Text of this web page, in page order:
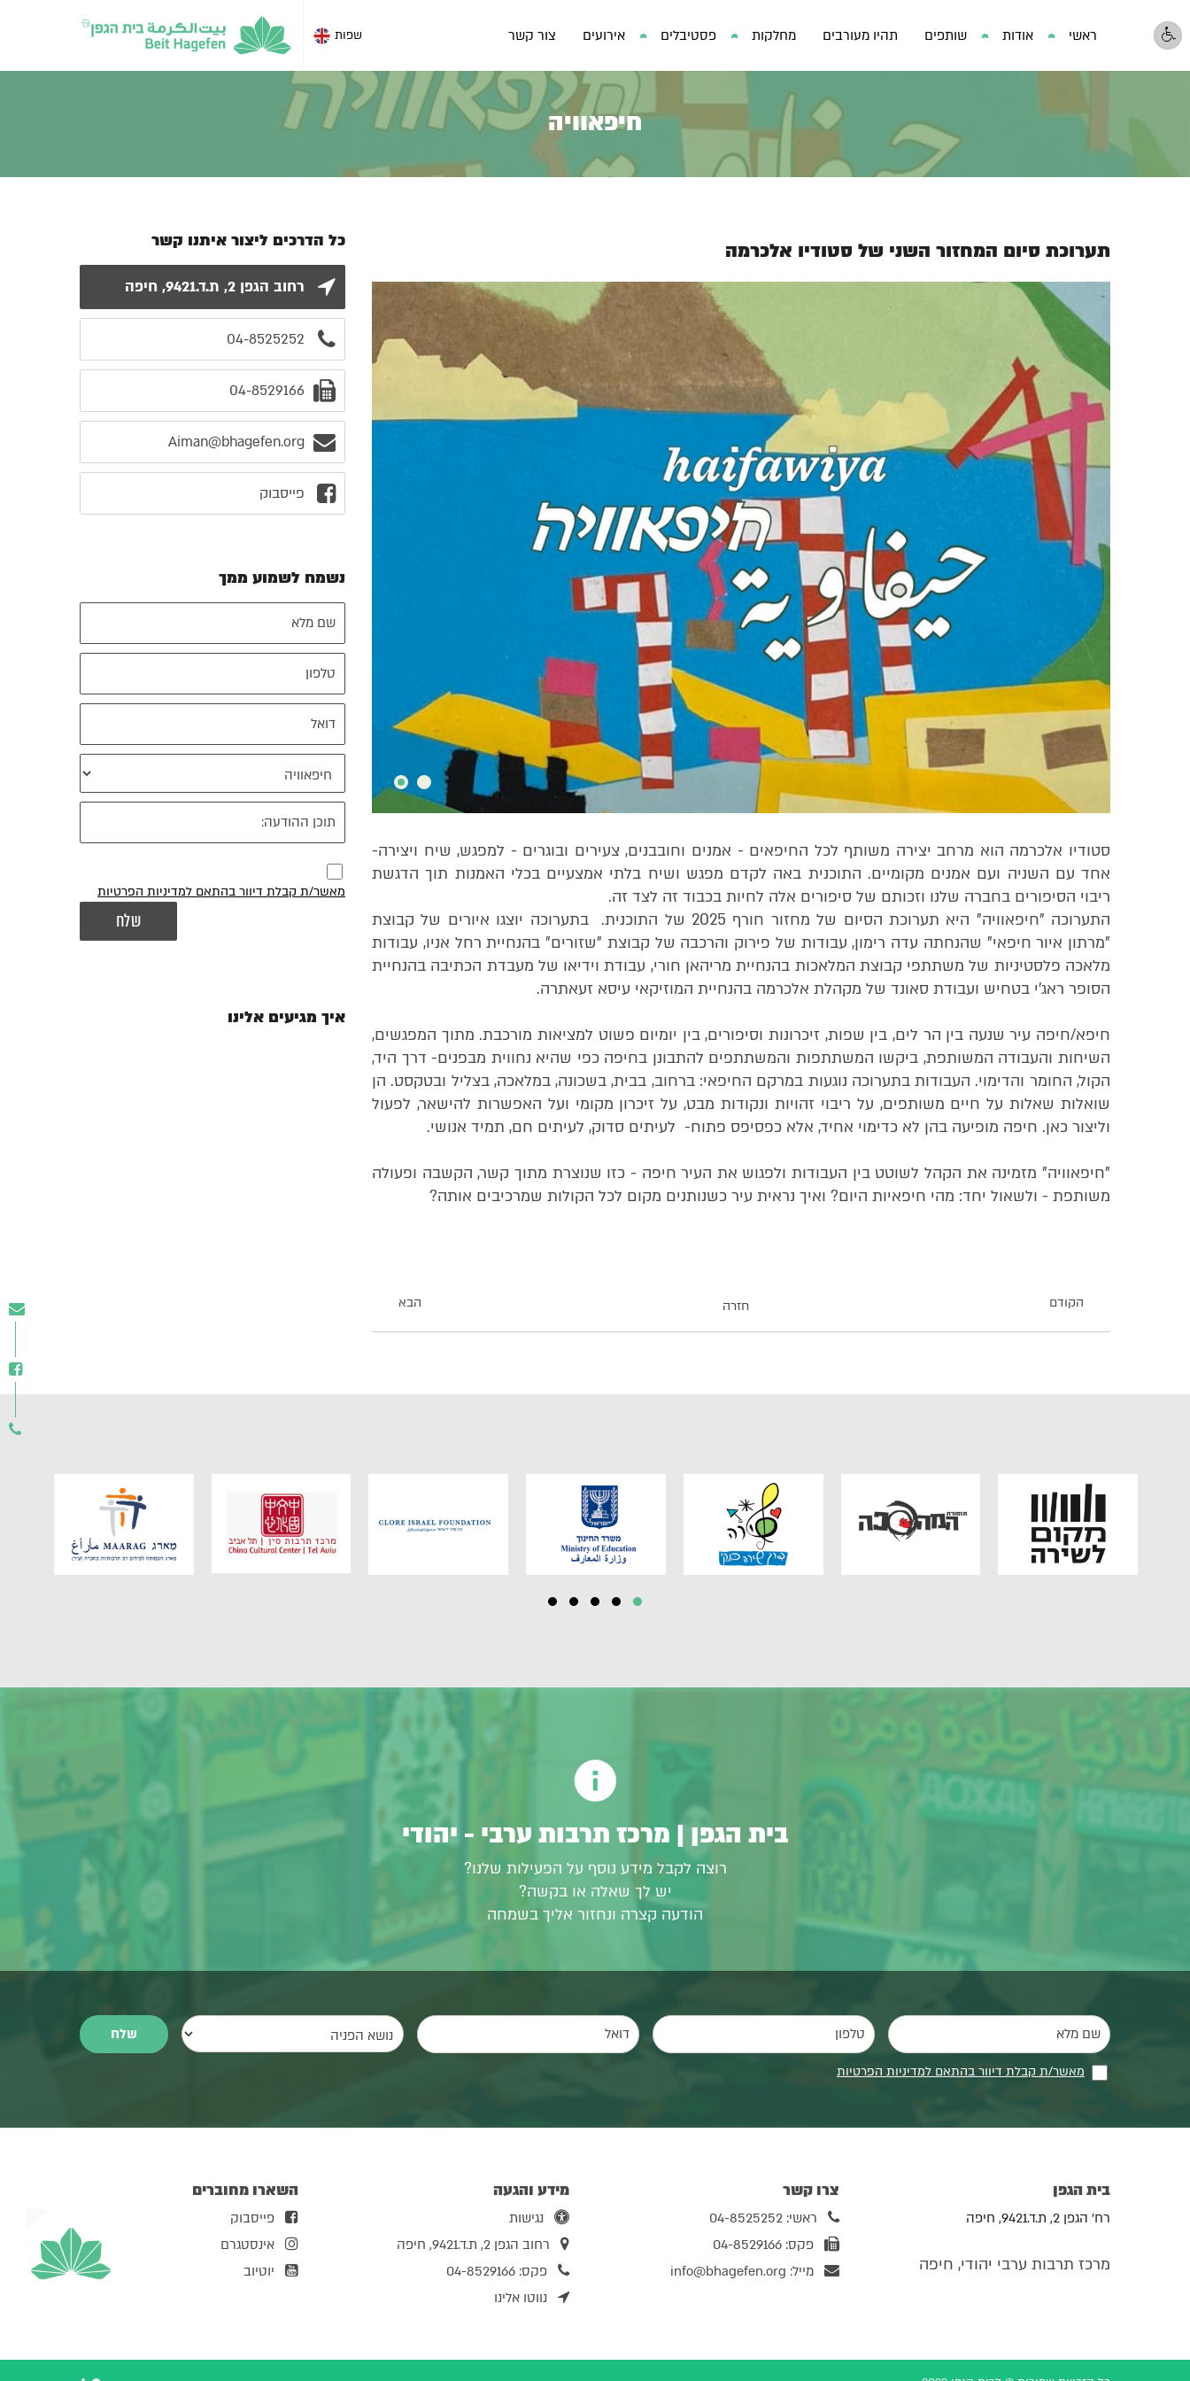
ראשי אודות שותפים תהיו מעורבים מחלקות פסטיבלים אירועים צור קשר שפות
חיפאוויה
תערוכת סיום המחזור השני של סטודיו אלכרמה
סטודיו אלכרמה הוא מרחב יצירה משותף לכל החיפאים - אמנים וחובבנים, צעירים ובוגרים - למפגש, שיח ויצירה-
אחד עם השניה ועם אמנים מקומיים. התוכנית באה לקדם מפגש ושיח בלתי אמצעיים בכלי האמנות תוך הדגשת
ריבוי הסיפורים בחברה שלנו וזכותם של סיפורים אלה לחיות בכבוד זה לצד זה.
התערוכה "חיפאוויה" היא תערוכת הסיום של מחזור חורף 2025 של התוכנית. בתערוכה יוצגו איורים של קבוצת
"מרתון איור חיפאי" שהנחתה עדה רימון, עבודות של פירוק והרכבה של קבוצת "שזורים" בהנחיית רחל אניו, עבודות
מלאכה פלסטיניות של משתתפי קבוצת המלאכות בהנחיית מריהאן חורי, עבודת וידיאו של מעבדת הכתיבה בהנחיית
הסופר ראג'י בטחיש ועבודת סאונד של מקהלת אלכרמה בהנחיית המוזיקאי עיסא זעאתרה.
חיפא/חיפה עיר שנעה בין הר לים, בין שפות, זיכרונות וסיפורים, בין יומיום פשוט למציאות מורכבת. מתוך המפגשים,
השיחות והעבודה המשותפת, ביקשו המשתתפות והמשתתפים להתבונן בחיפה כפי שהיא נחווית מבפנים- דרך היד,
הקול, החומר והדימוי. העבודות בתערוכה נוגעות במרקם החיפאי: ברחוב, בבית, בשכונה, במלאכה, בצליל ובטקסט. הן
שואלות שאלות על חיים משותפים, על ריבוי זהויות ונקודות מבט, על זיכרון מקומי ועל האפשרות להישאר, לפעול
וליצור כאן. חיפה מופיעה בהן לא כדימוי אחיד, אלא כפסיפס פתוח- לעיתים סדוק, לעיתים חם, תמיד אנושי.
"חיפאוויה" מזמינה את הקהל לשוטט בין העבודות ולפגוש את העיר חיפה - כזו שנוצרת מתוך קשר, הקשבה ופעולה
משותפת - ולשאול יחד: מהי חיפאיות היום? ואיך נראית עיר כשנותנים מקום לכל הקולות שמרכיבים אותה?
הקודם חזרה הבא
כל הדרכים ליצור איתנו קשר
רחוב הגפן 2, ת.ד.9421, חיפה
04-8525252
04-8529166
Aiman@bhagefen.org
פייסבוק
נשמח לשמוע ממך
מאשר/ת קבלת דיוור בהתאם למדיניות הפרטיות
איך מגיעים אלינו
בית הגפן | מרכז תרבות ערבי - יהודי
רוצה לקבל מידע נוסף על הפעילות שלנו?
יש לך שאלה או בקשה?
הודעה קצרה ונחזור אליך בשמחה
מאשר/ת קבלת דיוור בהתאם למדיניות הפרטיות
בית הגפן
רח' הגפן 2, ת.ד.9421, חיפה
מרכז תרבות ערבי יהודי, חיפה
צרו קשר
ראשי: 04-8525252
פקס: 04-8529166
מייל: info@bhagefen.org
מידע והגעה
נגישות
רחוב הגפן 2, ת.ד.9421, חיפה
פקס: 04-8529166
נווטו אלינו
השארו מחוברים
פייסבוק
אינסטגרם
יוטיוב